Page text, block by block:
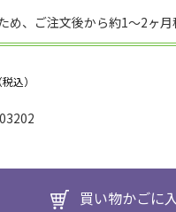
め、ご注文後から約1～2ヶ
買い物かごに